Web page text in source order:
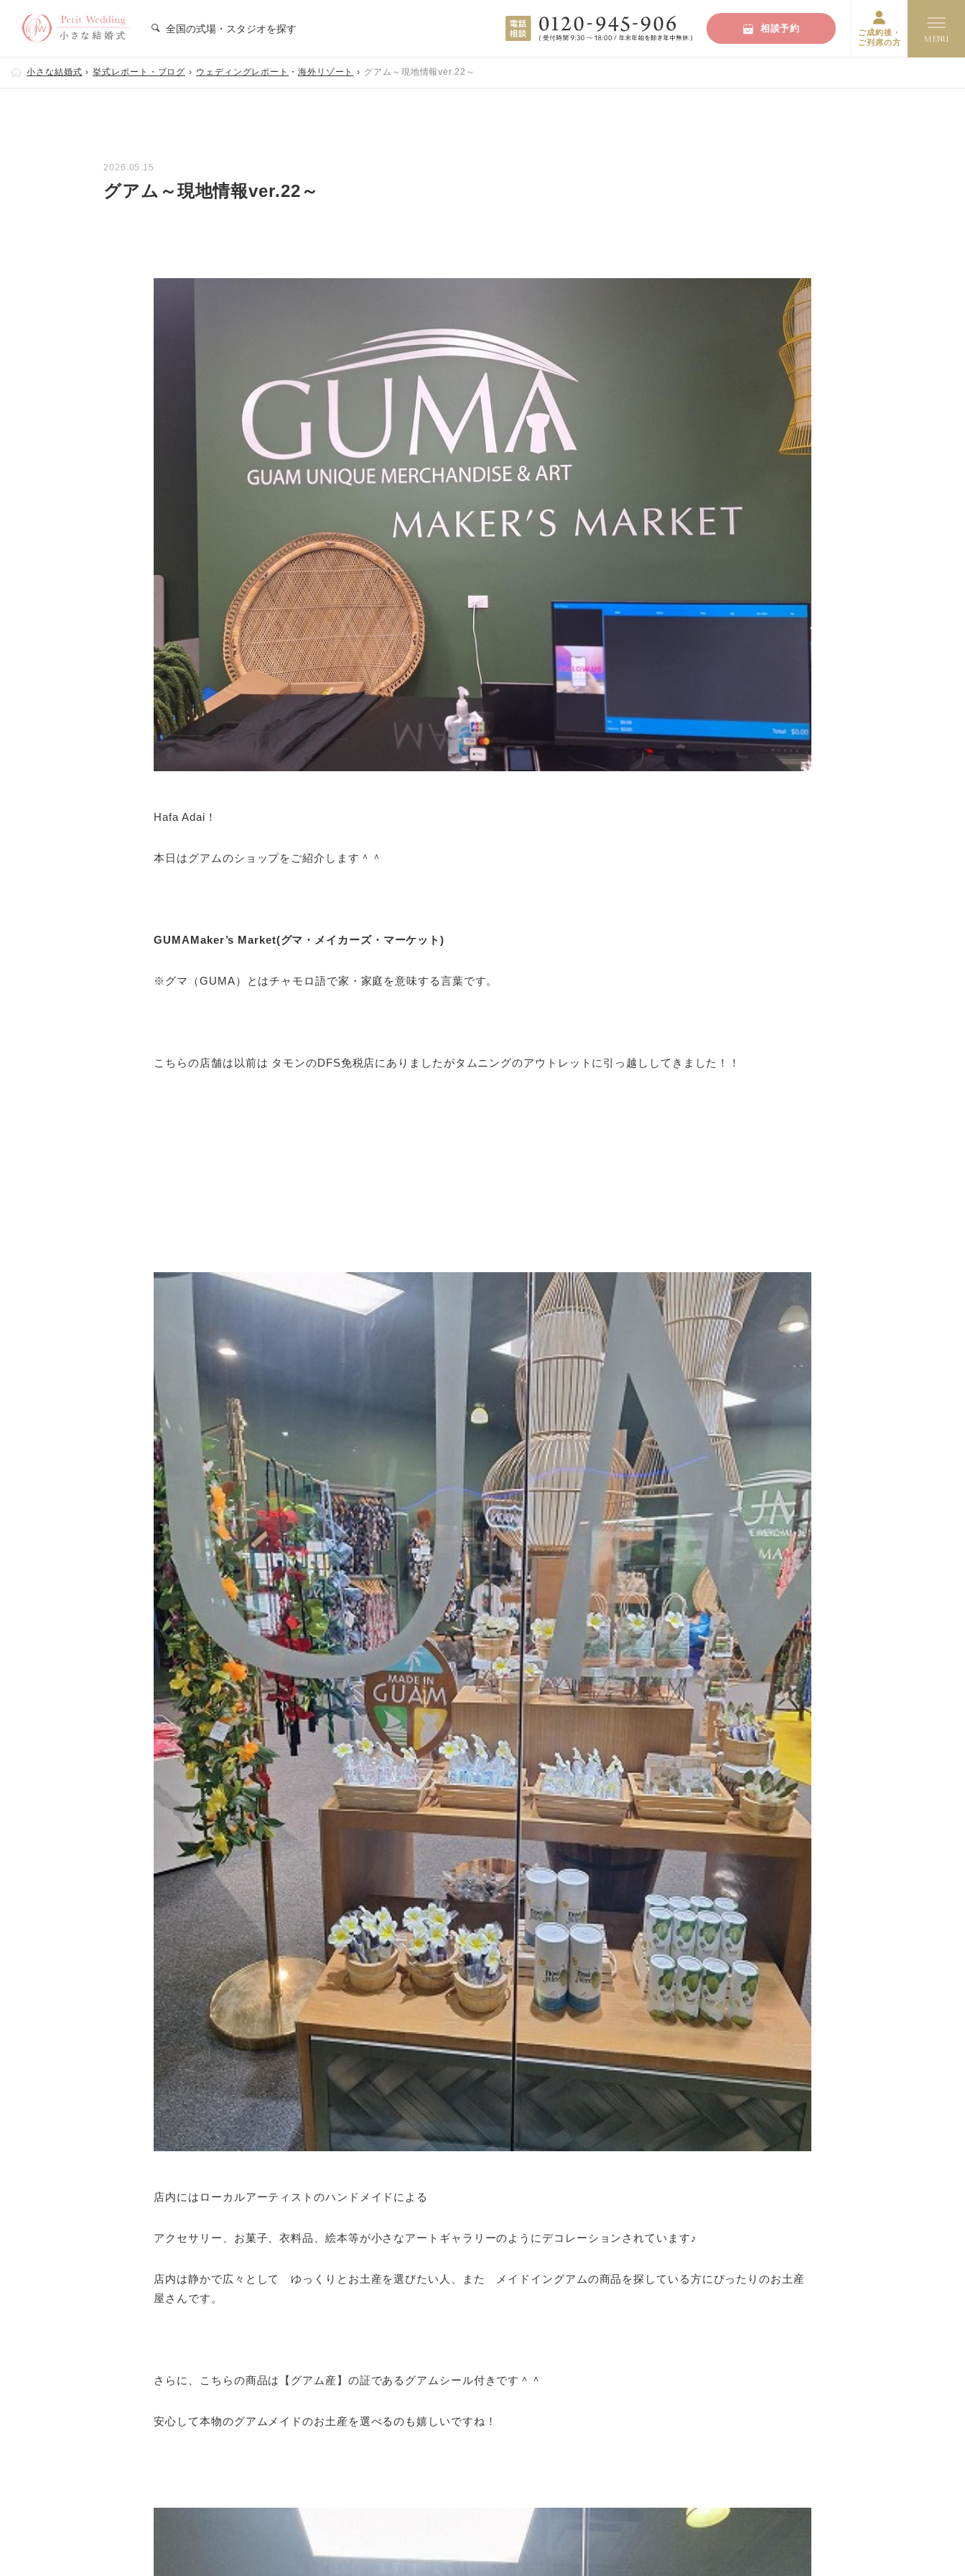
全国の式場・スタジオを探す 相談予約
ご成約後・
ご列席の方
小さな結婚式 挙式レポート・ブログ ウェディングレポート ・ 海外リゾート グアム～現地情報ver.22～
2026.05.15
グアム～現地情報ver.22～
Hafa Adai！
本日はグアムのショップをご紹介します＾＾
GUMAMaker’s Market(グマ・メイカーズ・マーケット)
※グマ（GUMA）とはチャモロ語で家・家庭を意味する言葉です。
こちらの店舗は以前は タモンのDFS免税店にありましたがタムニングのアウトレットに引っ越ししてきました！！
店内にはローカルアーティストのハンドメイドによる
アクセサリー、お菓子、衣料品、絵本等が小さなアートギャラリーのようにデコレーションされています♪
店内は静かで広々として ゆっくりとお土産を選びたい人、また メイドイングアムの商品を探している方にぴったりのお土産
屋さんです。
さらに、こちらの商品は【グアム産】の証であるグアムシール付きです＾＾
安心して本物のグアムメイドのお土産を選べるのも嬉しいですね！